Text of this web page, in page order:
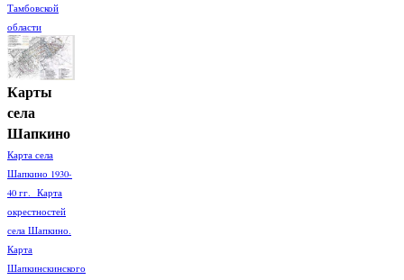
Тамбовской
области
Карты
села
Шапкино
Карта села
Шапкино 1930-
40 гг. Карта
окрестностей
села Шапкино.
Карта
Шапкинскинского